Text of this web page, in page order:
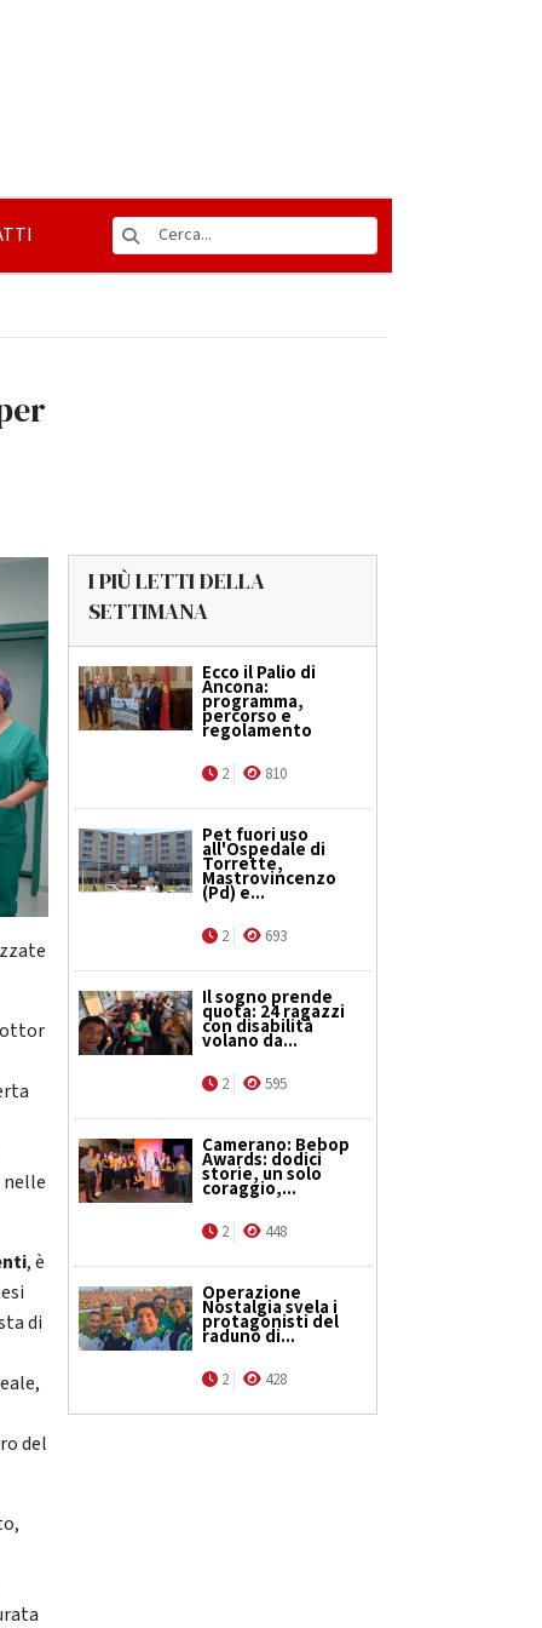
nelle
, è
di
del
I PIÙ LETTI DELLA
SETTIMANA
Ecco il Palio di
Ancona:
programma,
percorso e
regolamento
2 810
Pet fuori uso
all'Ospedale di
Torrette,
Mastrovincenzo
(Pd) e...
2 693
Il sogno prende
quota: 24 ragazzi
con disabilità
volano da...
2 595
Camerano: Bebop
Awards: dodici
storie, un solo
coraggio,...
2 448
Operazione
Nostalgia svela i
protagonisti del
raduno di...
2 428